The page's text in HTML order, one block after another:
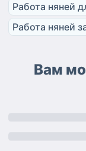
Работа няней
Работа няней
Вам